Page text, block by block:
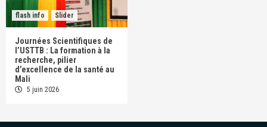
flash info Slider
Journées Scientifiques de
l’USTTB : La formation à la
recherche, pilier
d’excellence de la santé au
Mali
5 juin 2026